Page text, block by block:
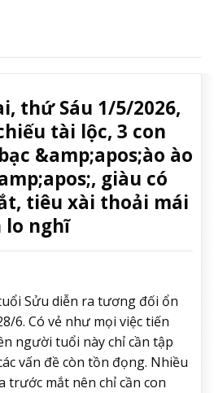
thứ Sáu 1/5/2026,
tài lộc, 3 con
&amp;apos;ào ào
giàu có
tiêu xài thoải mái
lo nghĩ
Sửu diễn ra tương đối ổn
6. Có vẻ như mọi việc tiến
người tuổi này chỉ cần tập
vấn đề còn tồn đọng. Nhiều
trước mắt nên chỉ cần con